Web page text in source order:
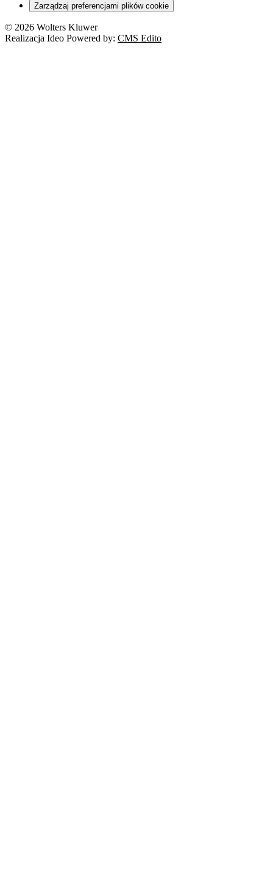
Zarządzaj preferencjami plików cookie
© 2026 Wolters Kluwer
Realizacja Ideo Powered by: CMS Edito